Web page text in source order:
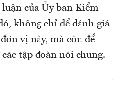
của Ủy ban Kiểm
không chỉ để đánh giá
vị này, mà còn để
tập đoàn nói chung.